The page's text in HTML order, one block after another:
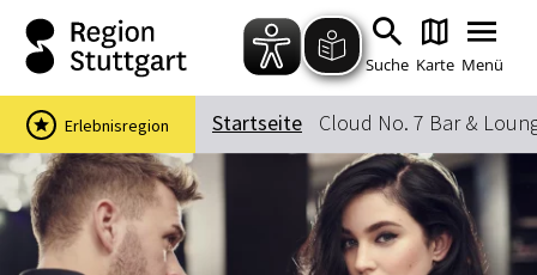
Zum Hauptinhalt springen
Zur Suche springen
Zur Hauptnavigation
Zum Footer springen
Suche Karte Menü
Suchbegriff
Das könnte Sie interessieren
Startseite Cloud No. 7 Bar &
Erlebnisregion